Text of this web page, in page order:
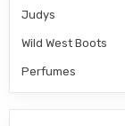
Judys
Wild West Boots
Perfumes